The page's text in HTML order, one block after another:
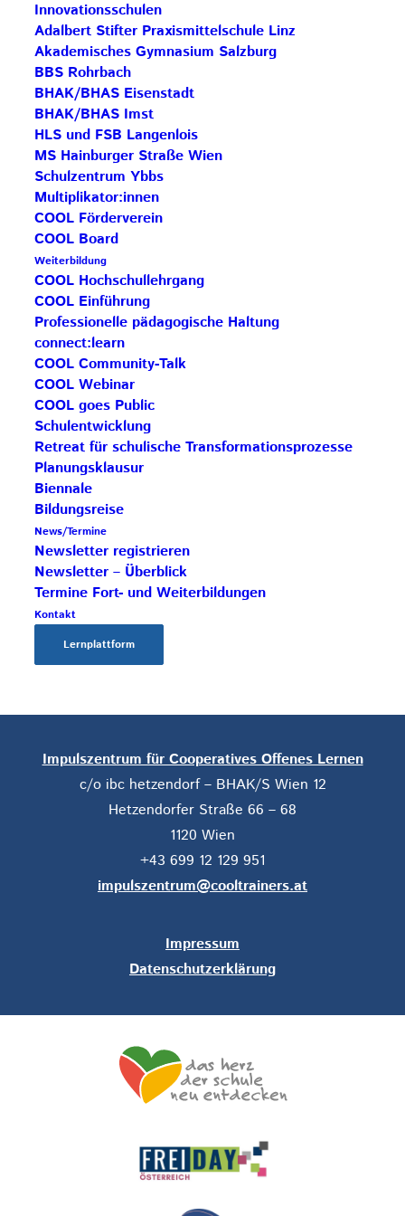
Innovationsschulen
Adalbert Stifter Praxismittelschule Linz
Akademisches Gymnasium Salzburg
BBS Rohrbach
BHAK/BHAS Eisenstadt
BHAK/BHAS Imst
HLS und FSB Langenlois
MS Hainburger Straße Wien
Schulzentrum Ybbs
Multiplikator:innen
COOL Förderverein
COOL Board
Weiterbildung
COOL Hochschullehrgang
COOL Einführung
Professionelle pädagogische Haltung
connect:learn
COOL Community-Talk
COOL Webinar
COOL goes Public
Schulentwicklung
Retreat für schulische Transformationsprozesse
Planungsklausur
Biennale
Bildungsreise
News/Termine
Newsletter registrieren
Newsletter – Überblick
Termine Fort- und Weiterbildungen
Kontakt
Lernplattform
Am Mittwoch stand der COOL-Hochschullehrgang
im Mittelpunkt. Erfahrungen fließen jedes Jahr in
die Organisation der kommenden Lehrgänge ein –
nur so kann die Qualität gesichert werden. Danke
an alle HLG-Leiter*innen, die sich dafür Zeit
genommen haben!
Beitrag teilen
AKTUELLE BEITRÄGE
Save the Date: COOL Biennale 2027
BG Zaunergasse SBG – Partnerschule
Rezertifizierung HAK Neumarkt –
Impulsschule
BORG Murau – COOL Partnerschule
Save the Date: COOL Biennale 2027
Impulszentrum für Cooperatives Offenes Lernen
c/o ibc hetzendorf – BHAK/S Wien 12
Hetzendorfer Straße 66 – 68
1120 Wien
+43 699 12 129 951
impulszentrum@cooltrainers.at
Impressum
Datenschutzerklärung